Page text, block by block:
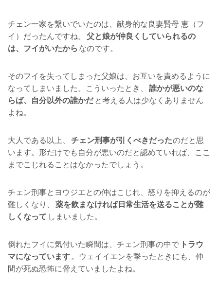
チェン一家を繋いでいたのは、献身的な良妻賢母 恵（フ
イ）だったんですね。
父と娘が仲良くしていられるの
は、フイがいたから なのです。
そのフイを失ってしまった父娘は、お互いを責めるように
なってしまいました。こういったとき、
誰かが悪いのな
らば、自分以外の誰かだ と考える人は少なくありません
よね。
大人である以上、 チェン刑事が引くべきだったのだと思
います。形だけでも自分が悪いのだと認めていれば、ここ
までこじれることはなかったでしょう。
チェン刑事とヨウジエとの仲はこじれ、怒りを抑えるのが
難しくなり、
薬を飲まなければ日常生活を送ることが難
しくなって しまいました。
倒れたフイに気付いた瞬間は、チェン刑事の中で トラウ
マになっています 。ウェイイエンを撃ったときにも、仲
間が死ぬ恐怖に脅えていましたよね。